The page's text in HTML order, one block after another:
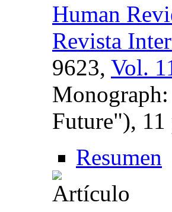
Human
Revista
9623, Vol.
Future"), 11
Resumen